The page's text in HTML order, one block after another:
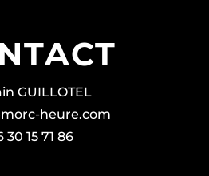
GUILLOTEL
heure.com
30 15 71 86